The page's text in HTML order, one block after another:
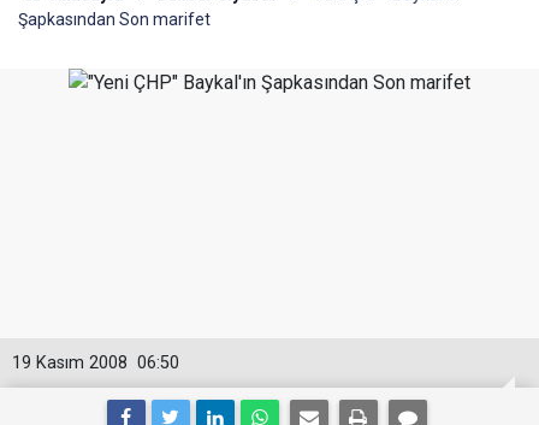
Şapkasından Son marifet
06:50
19 Kasım 2008